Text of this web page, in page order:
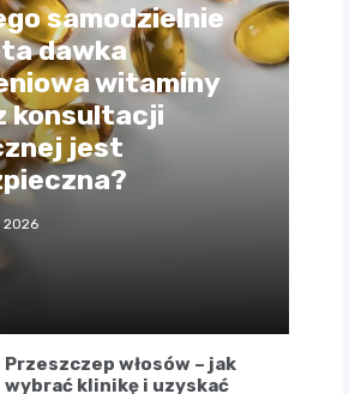
samodzielnie
dawka
witaminy
konsultacji
jest
2026
Przeszczep włosów – jak
wybrać klinikę i uzyskać